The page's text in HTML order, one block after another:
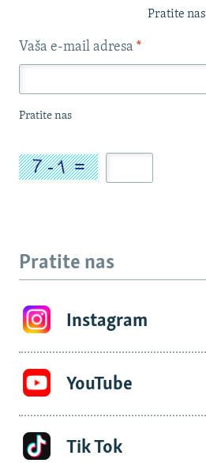
Pratite nas
Vaša e-mail adresa *
Pratite nas
Pratite nas
Instagram
YouTube
Tik Tok